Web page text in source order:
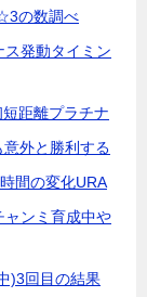
の数調べ
ス発動タイミン
距離プラチナ
外と勝利する
間の変化URA
ャンミ育成中や
)3回目の結果